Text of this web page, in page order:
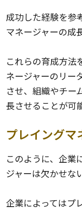
成功した経験を参
マネージャーの成
これらの育成方法
ネージャーのリー
させ、組織やチー
長させることが可
プレイングマ
このように、企業
ジャーは欠かせな
企業によってはプ